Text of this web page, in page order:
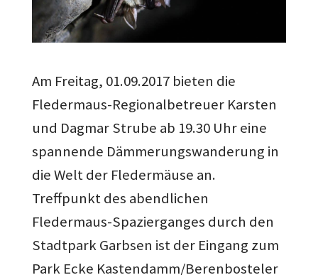
Am Freitag, 01.09.2017 bieten die
Fledermaus-Regionalbetreuer Karsten
und Dagmar Strube ab 19.30 Uhr eine
spannende Dämmerungswanderung in
die Welt der Fledermäuse an.
Treffpunkt des abendlichen
Fledermaus-Spazierganges durch den
Stadtpark Garbsen ist der Eingang zum
Park Ecke Kastendamm/Berenbosteler